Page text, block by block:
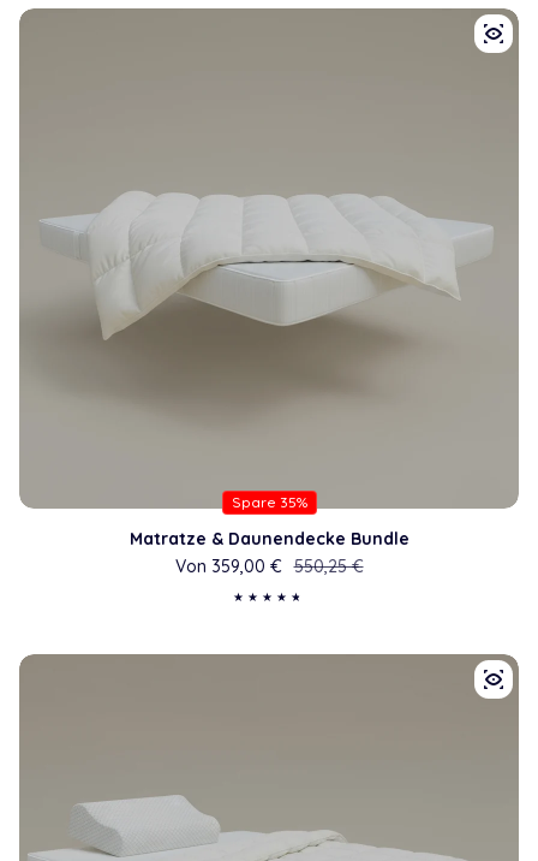
Spare 35%
Matratze & Daunendecke Bundle
Verkaufspreis
Von 359,00 €Regulärer Preis
550,25 €